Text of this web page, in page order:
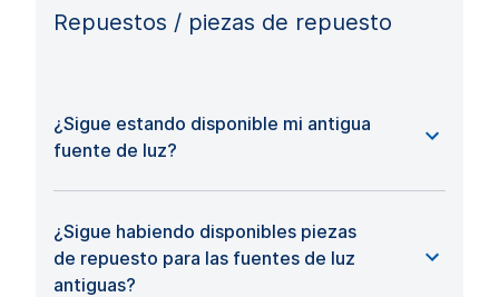
Repuestos / piezas de repuesto
¿Sigue estando disponible mi antigua
fuente de luz?
¿Sigue habiendo disponibles piezas
de repuesto para las fuentes de luz
antiguas?